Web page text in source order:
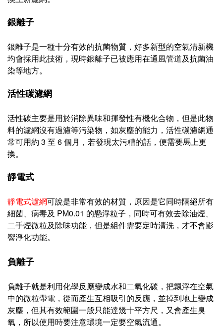
銀離子
銀離子是一種十分有效的抗菌物質，好多新型的空氣清新機
均會採用此技術，現時銀離子已被應用在通風管道及抗菌油
染等地方。
活性碳濾網
活性碳主要是用於消除異味和揮發性有機化合物，但是此物
料的濾網沒有過濾等污染物，如灰塵的能力， 活性碳濾網通
常可用約 3 至 6 個月，若發現太污糟的話，便需要馬上更
換。
靜電式
靜電式瀘網可說是非常有效的材質，原因是它同時隔絕所有
細菌、病毒及 PM0.01 的懸浮粒子，同時可有效去除油煙、
二手煙微粒及除味功能，但是組件需要定時清洗，才不會影
響淨化功能。
負離子
負離子就是利用化學反應變成水和二氧化碳，把飄浮在空氣
中的微粒帶電，從而產生互相吸引的反應，並掉到地上變成
灰塵，但其有效範圍一般只能達幾十平方尺，又會產生臭
氧，所以使用時要注意環境一定要空氣流通。